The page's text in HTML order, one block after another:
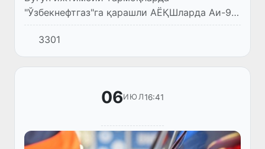
"Ўзбекнефтгаз"га қарашли АЁҚШларда Аи-92
бензини нархи 8600 сўмга кўтарилгани
ҳақида хабарлар тарқалди.
3301
06ИЮЛ16:41